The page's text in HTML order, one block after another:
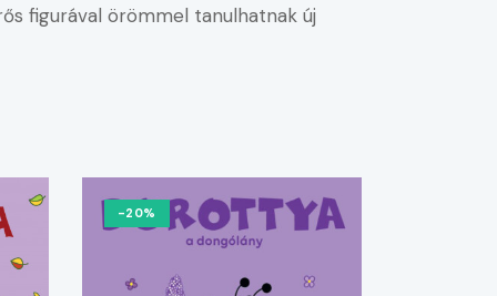
figurával örömmel tanulhatnak új
-20%